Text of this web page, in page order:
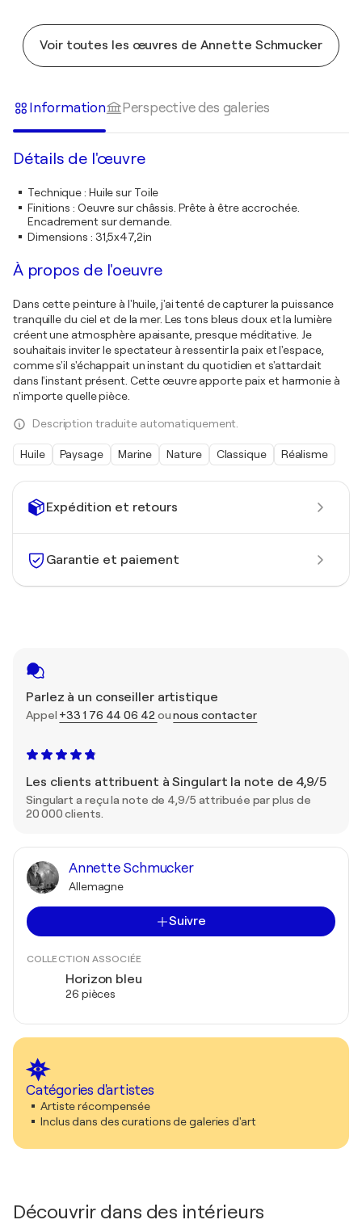
Expédition et retours
Garantie et paiement
Parlez à un conseiller artistique
Appel +33 1 76 44 06 42 ounous contacter
Les clients attribuent à Singulart la note de 4,9/5
Singulart a reçu la note de 4,9/5 attribuée par plus de
20 000 clients.
Annette Schmucker
Allemagne
Suivre
COLLECTION ASSOCIÉE
Horizon bleu
26 pièces
Catégories d'artistes
Artiste récompensée
Inclus dans des curations de galeries d'art
Découvrir dans des intérieurs
Voir toutes les œuvres de Annette Schmucker
Information Perspective des galeries
Détails de l'œuvre
Technique: Huile sur Toile
Finitions : Oeuvre sur châssis. Prête à être accrochée.
Encadrement sur demande.
Dimensions : 31,5x47,2in
À propos de l'oeuvre
Dans cette peinture à l'huile, j'ai tenté de capturer la puissance
tranquille du ciel et de la mer. Les tons bleus doux et la lumière
créent une atmosphère apaisante, presque méditative. Je
souhaitais inviter le spectateur à ressentir la paix et l'espace,
comme s'il s'échappait un instant du quotidien et s'attardait
dans l'instant présent. Cette œuvre apporte paix et harmonie à
n'importe quelle pièce.
Description traduite automatiquement.
Huile Paysage Marine Nature Classique Réalisme